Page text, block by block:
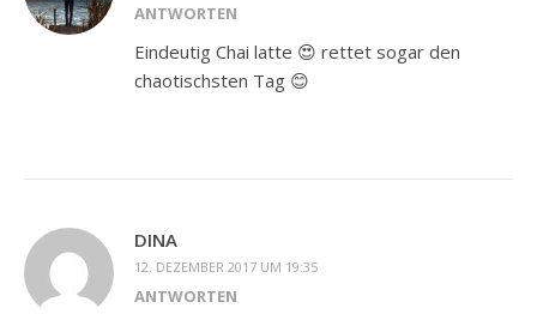
ANTWORTEN
Eindeutig Chai latte 😍 rettet sogar den
chaotischsten Tag 😊
DINA
12. DEZEMBER 2017 UM 19:35
ANTWORTEN